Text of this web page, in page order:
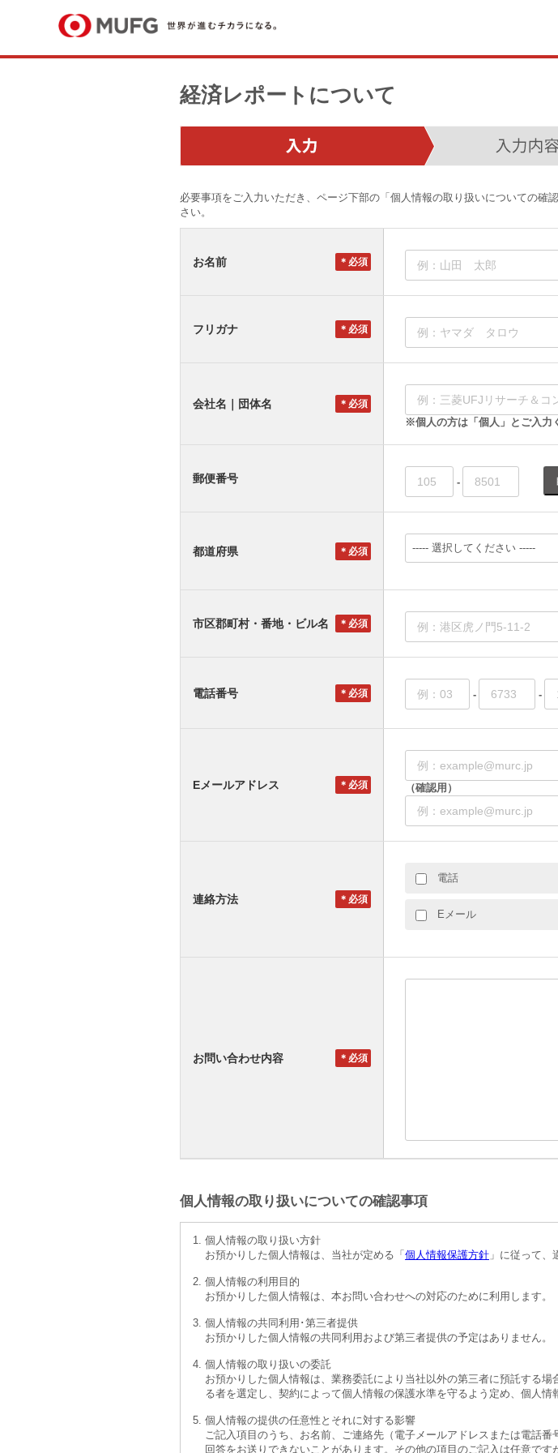
経済レポートについて
必要事項をご入力いただき、ページ下部の「個人情報の取り扱いについての確
さい。
お名前 ＊
フリガナ ＊
会社名｜団体名 ＊
※個人の方は「個人」とご入力
郵便番号 -
都道府県 ＊
市区郡町村・番地・ビル名 ＊
電話番号 ＊ - -
Eメールアドレス ＊ （確認用）
連絡方法 ＊
電話
Eメール
お問い合わせ内容 ＊
個人情報の取り扱いについての確認事項
個人情報の取り扱い方針
お預かりした個人情報は、当社が定める「 個人情報保護方針 」に従って、
個人情報の利用目的
お預かりした個人情報は、本お問い合わせへの対応のために利用します。
個人情報の共同利用･第三者提供
お預かりした個人情報の共同利用および第三者提供の予定はありません。
個人情報の取り扱いの委託
お預かりした個人情報は、業務委託により当社以外の第三者に預託する
る者を選定し、契約によって個人情報の保護水準を守るよう定め、個人情
個人情報の提供の任意性とそれに対する影響
ご記入項目のうち、お名前、ご連絡先（電子メールアドレスまたは電話
回答をお送りできないことがあります。その他の項目のご記入は任意です